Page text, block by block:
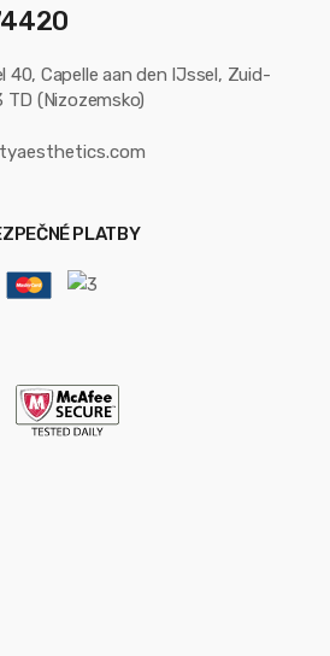
40, Capelle aan den IJssel, Zuid-
TD (Nizozemsko)
PLATBY